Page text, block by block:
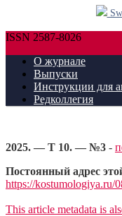
ISSN 2587-8026
О журнале
Выпуски
Инструкции для
Редколлегия
2025. — Т 10. — №3 -
Постоянный адрес
https://kostumologiya.ru/
This article metadata is